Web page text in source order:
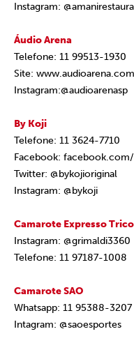
Instagram:
Áudio Arena
Telefone: 11 99513-1930
Site:
Instagram:@audioarenasp
By Koji
Telefone: 11 3624-7710
Facebook:
Twitter: @bykojioriginal
Instagram: @bykoji
Camarote Expresso
Instagram: @grimaldi3360
Telefone: 11 97187-1008
Camarote SAO
Whatsapp: 11 95388-3207
Intagram: @saoesportes